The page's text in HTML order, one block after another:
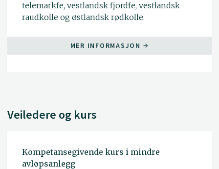
telemarkfe, vestlandsk fjordfe, vestlandsk
raudkolle og østlandsk rødkolle.
MER INFORMASJON
Veiledere og kurs
Kompetansegivende kurs i mindre
avløpsanlegg